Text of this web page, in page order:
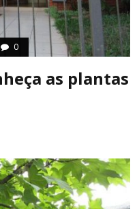
0
as plantas